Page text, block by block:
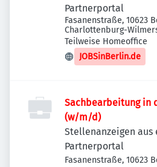
Partnerportal
Fasanenstraße, 10623
Charlottenburg-
Teilweise Homeoffice
JOBSinBerlin.de
Sachbearbeitung in
(w/m/d)
Stellenanzeigen aus
Partnerportal
Fasanenstraße, 10623